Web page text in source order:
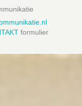
formulier